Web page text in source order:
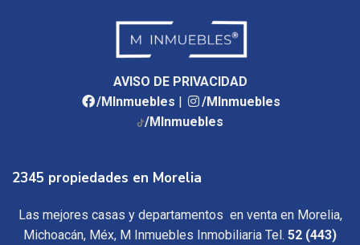
AVISO DE PRIVACIDAD
/MInmuebles |
/MInmuebles
/MInmuebles
2345 propiedades en Morelia
Las mejores casas y departamentos en venta en Morelia,
Michoacán, Méx, M Inmuebles Inmobiliaria Tel. 52 (443)